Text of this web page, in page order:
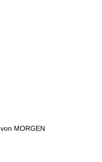
MORGEN